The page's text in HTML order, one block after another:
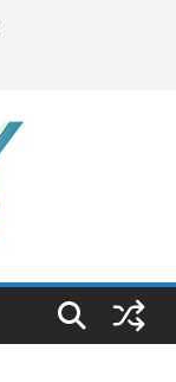
แชมป์คอนติเน
รภูมิภาค “รสถิ่น
Soft Power สู่
การ คอนติเนนทัล
ทัศน์การศึกษาที่
เพียงเพื่อก้าวเข้าสู่
าให้พร้อมเป็นผู้
& TESE 2026 วัน